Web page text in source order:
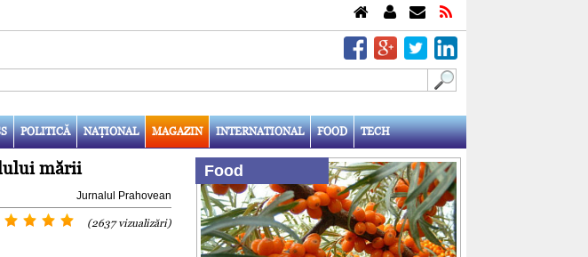
POLITICĂ NAŢIONAL MAGAZIN INTERNATIONAL FOOD TECH
mării
Jurnalul Prahovean
(2637 vizualizări)
Food